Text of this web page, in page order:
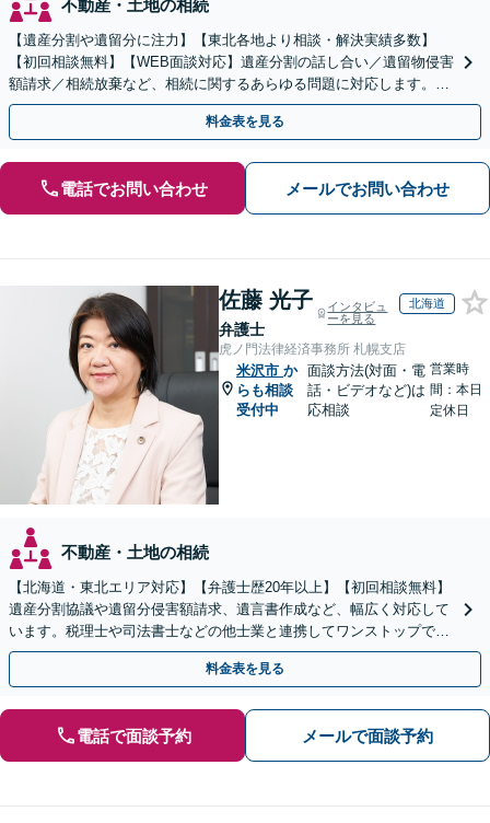
不動産・土地の相続
【遺産分割や遺留分に注力】【東北各地より相談・解決実績多数】
【初回相談無料】【WEB面談対応】遺産分割の話し合い／遺留物侵害
額請求／相続放棄など、相続に関するあらゆる問題に対応します。ご
事情やご意向を丁寧にお聞きし、有利な解決を目指します
料金表を見る
電話でお問い合わせ メールでお問い合わせ
佐藤 光子
弁護士
インタビュ
ーを見る
北海道
虎ノ門法律経済事務所 札幌支店
米沢市 か
らも相談
受付中
面談方法(対面・電
話・ビデオなど)は
応相談
営業時
間：本日
定休日
不動産・土地の相続
【北海道・東北エリア対応】【弁護士歴20年以上】【初回相談無料】
遺産分割協議や遺留分侵害額請求、遺言書作成など、幅広く対応して
います。税理士や司法書士などの他士業と連携してワンストップでの
解決が可能です。ぜひご相談ください。
料金表を見る
電話で面談予約 メールで面談予約